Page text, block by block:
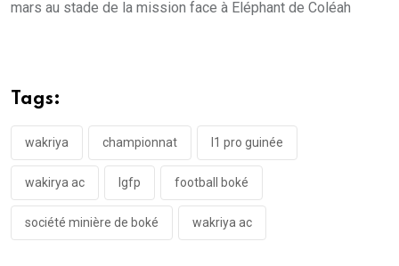
mars au stade de la mission face à Eléphant de Coléah
Tags:
wakriya championnat l1 pro guinée
wakirya ac lgfp football boké
société minière de boké wakriya ac